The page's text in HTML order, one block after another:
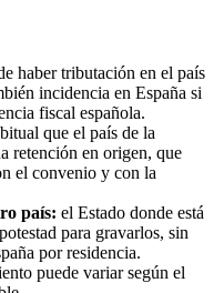
haber tributación en el país
incidencia en España si
fiscal española.
que el país de la
retención en origen, que
el convenio y con la
país: el Estado donde está
para gravarlos, sin
por residencia.
puede variar según el